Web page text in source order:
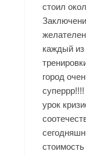
стоил
каждый из
город
урок